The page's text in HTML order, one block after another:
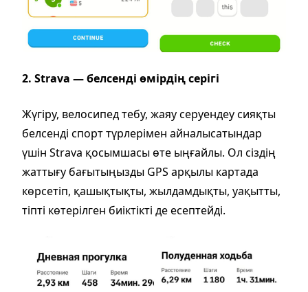
2. Strava — белсенді өмірдің серігі
Жүгіру, велосипед тебу, жаяу серуендеу сияқты
белсенді спорт түрлерімен айналысатындар
үшін Strava қосымшасы өте ыңғайлы. Ол сіздің
жаттығу бағытыңызды GPS арқылы картада
көрсетіп, қашықтықты, жылдамдықты, уақытты,
тіпті көтерілген биіктікті де есептейді.